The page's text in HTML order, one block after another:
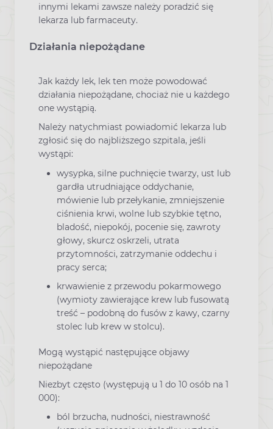
innymi lekami zawsze należy poradzić się
lekarza lub farmaceuty.
Działania niepożądane
Jak każdy lek, lek ten może powodować
działania niepożądane, chociaż nie u każdego
one wystąpią.
Należy natychmiast powiadomić lekarza lub
zgłosić się do najbliższego szpitala, jeśli
wystąpi:
wysypka, silne puchnięcie twarzy, ust lub
gardła utrudniające oddychanie,
mówienie lub przełykanie, zmniejszenie
ciśnienia krwi, wolne lub szybkie tętno,
bladość, niepokój, pocenie się, zawroty
głowy, skurcz oskrzeli, utrata
przytomności, zatrzymanie oddechu i
pracy serca;
krwawienie z przewodu pokarmowego
(wymioty zawierające krew lub fusowatą
treść – podobną do fusów z kawy, czarny
stolec lub krew w stolcu).
Mogą wystąpić następujące objawy
niepożądane
Niezbyt często (występują u 1 do 10 osób na 1
000):
ból brzucha, nudności, niestrawność